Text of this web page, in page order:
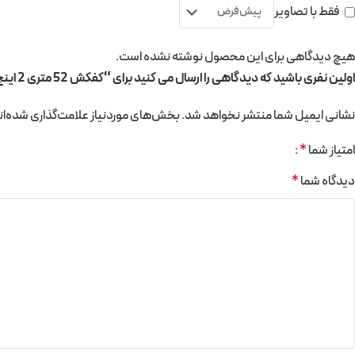
فقط با تصاویر
هیچ دیدگاهی برای این محصول نوشته نشده است.
اولین نفری باشید که دیدگاهی را ارسال می کنید برای “کفکش 52 متری 2 اینچ فلوتردار CNB”
نشانی ایمیل شما منتشر نخواهد شد.بخش‌های موردنیاز علامت‌گذاری
امتیاز شما*
دیدگاه شما*